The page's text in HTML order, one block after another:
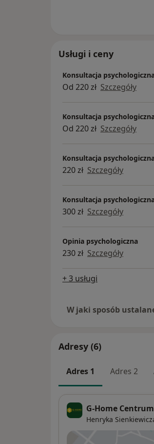
Usługi i ceny
Konsultacja
Od 220 zł Szczegóły
Konsultacja
Od 220 zł Szczegóły
Konsultacja
220 zł Szczegóły
Konsultacja
300 zł Szczegóły
Opinia psychologiczna
230 zł Szczegóły
+ 3 usługi
W jaki sposób
Adresy (6)
Adres 1 Adres 2
G-Home
Henryka